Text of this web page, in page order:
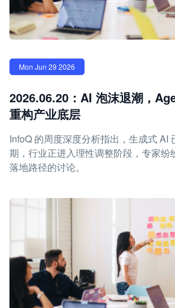
Mon Jun 29 2026
2026.06.20：AI 泡沫退潮，
重构产业底层
InfoQ 的周度深度分析指出，生成式 AI
期，行业正进入理性调整阶段，专家纷
落地路径的讨论。